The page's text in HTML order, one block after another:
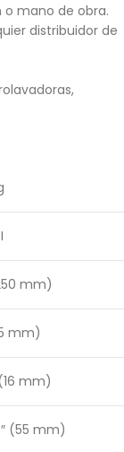
mano de obra.
distribuidor de
mm)
mm)
mm)
(55 mm)